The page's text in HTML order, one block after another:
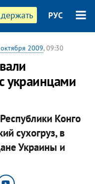
РУС
2009, 09:30
украинцами
Конго
сухогруз, в
Украины и